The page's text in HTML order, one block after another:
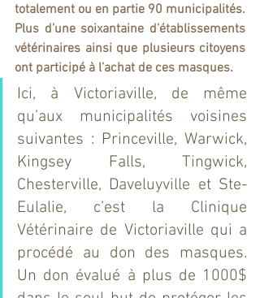
totalement ou en partie 90 municipalités.
Plus d’une soixantaine d’établissements
vétérinaires ainsi que plusieurs citoyens
ont participé à l’achat de ces masques.
Ici, à Victoriaville, de même
qu’aux municipalités voisines
suivantes : Princeville, Warwick,
Kingsey Falls, Tingwick,
Chesterville, Daveluyville et Ste-
Eulalie, c’est la Clinique
Vétérinaire de Victoriaville qui a
procédé au don des masques.
Un don évalué à plus de 1000$